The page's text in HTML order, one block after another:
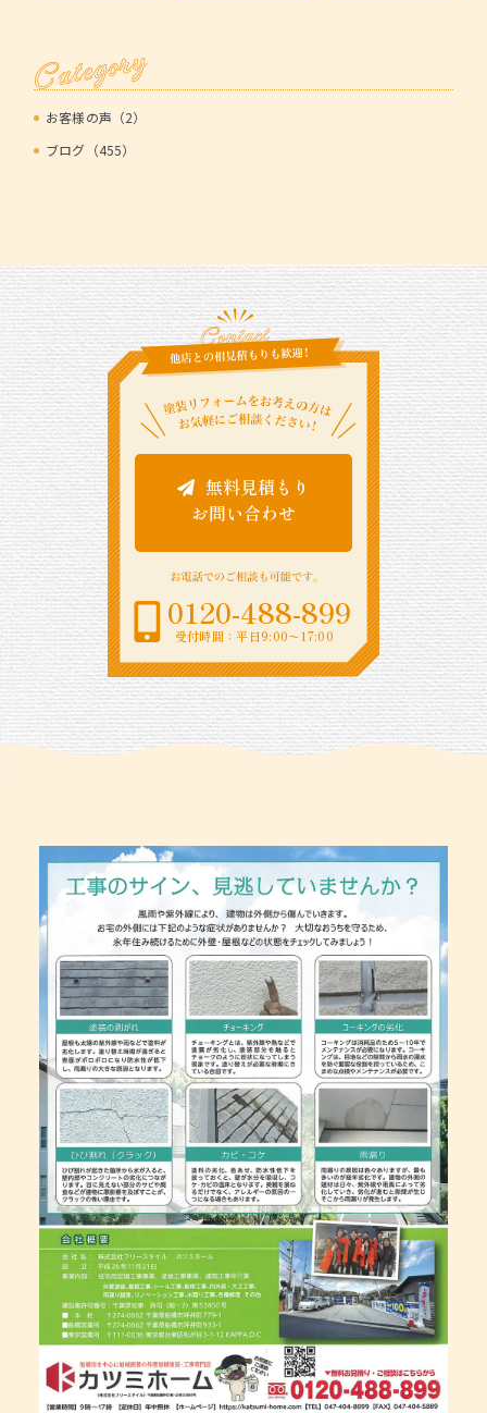
Category
お客様の声（2）
ブログ（455）
無料見積もり
お問い合わせ
0120-488-899
受付時間：平日9:00〜17:00